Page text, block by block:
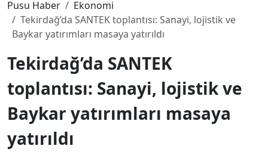
Pusu Haber
Ekonomi
Tekirdağ’da SANTEK toplantısı: Sanayi, lojistik ve
Baykar yatırımları masaya yatırıldı
Tekirdağ’da SANTEK
toplantısı: Sanayi, lojistik ve
Baykar yatırımları masaya
yatırıldı